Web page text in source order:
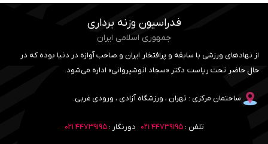
فدراسیون وزنه برداری
جمهوری اسلامی ایران
از نهادهای ورزشی با سابقه و پرافتخار ایران و صاحب آوازه در دنیا بوده که در
حال حاضر تحت ریاست دکتر «سجاد انوشیروانی» اداره می‌شود.
ساختمان مرکزی : تهران ، ورزشگاه آزادی ، ورودی غربی.
تلفن :۴۴۷۳۹۱۹۵ ۰۲۱ دورنگار :۴۴۷۳۹۱۹۵ ۰۲۱